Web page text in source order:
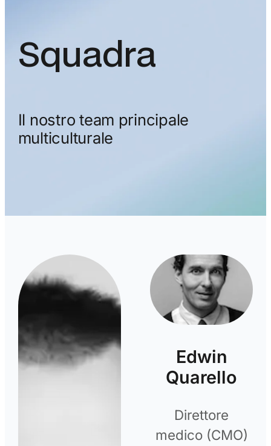
Squadra
Il nostro team principale
multiculturale
Edwin
Quarello
Direttore
medico (CMO)